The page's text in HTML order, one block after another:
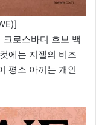
로스바디 호보 백
에는 지젤의 비즈
평소 아끼는 개인